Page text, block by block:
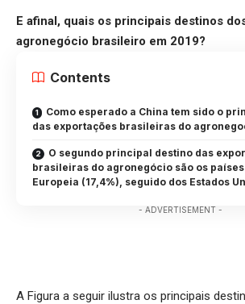
E afinal, quais os principais destinos
agronegócio brasileiro em 2019?
Contents
Como esperado a China tem sido o
das exportações brasileiras do
O segundo principal destino das
brasileiras do agronegócio são os
Europeia (17,4%), seguido dos Estados
- ADVERTISEMENT -
A Figura a seguir ilustra os principais